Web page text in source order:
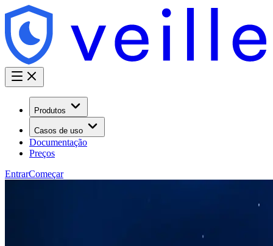
Produtos
Casos de uso
Documentação
Preços
EntrarComeçar